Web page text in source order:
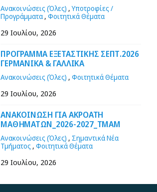
Ανακοινώσεις (Όλες) ,Υποτροφίες /
Προγράμματα ,Φοιτητικά Θέματα
29 Ιουλίου, 2026
ΠΡΟΓΡΑΜΜΑ ΕΞΕΤΑΣΤΙΚΗΣ ΣΕΠΤ.2026
ΓΕΡΜΑΝΙΚΑ & ΓΑΛΛΙΚΑ
Ανακοινώσεις (Όλες) ,Φοιτητικά Θέματα
29 Ιουλίου, 2026
ΑΝΑΚΟΙΝΩΣΗ ΓΙΑ ΑΚΡΟΑΤΗ
ΜΑΘΗΜΑΤΩΝ_2026-2027_ΤΜΑΜ
Ανακοινώσεις (Όλες) , Σημαντικά Νέα
Τμήματος ,Φοιτητικά Θέματα
29 Ιουλίου, 2026